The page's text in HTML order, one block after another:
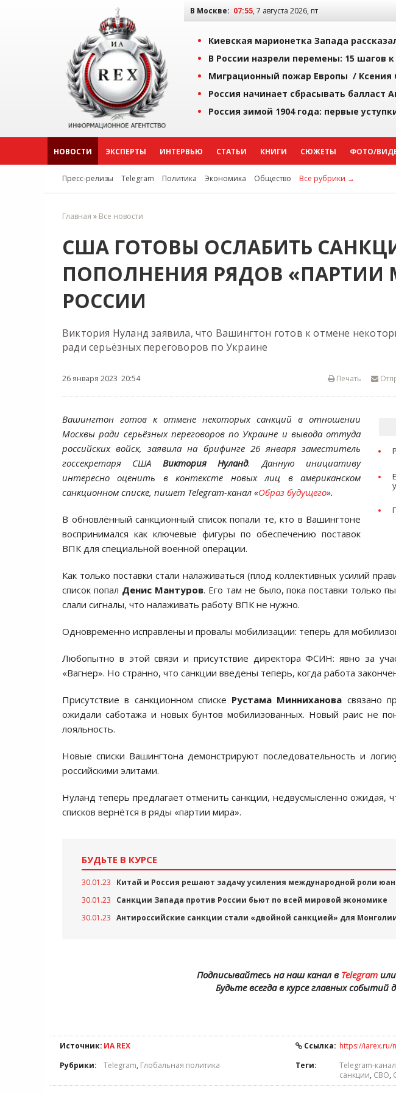
В Москве: 07:55, 7 августа 2026, пт
Киевская марионетка Запада
В России назрели перемены: 15 шагов
Миграционный пожар Европы / Ксения
Россия начинает сбрасывать балласт
Россия зимой 1904 года: первые
НОВОСТИ ЭКСПЕРТЫ ИНТЕРВЬЮ СТАТЬИ КНИГИ СЮЖЕТЫ ФОТО/
Пресс-релизы Telegram Политика Экономика Общество Все рубрики →
Главная » Все новости
США ГОТОВЫ ОСЛАБИТЬ
ПОПОЛНЕНИЯ РЯДОВ «ПАРТИИ
РОССИИ
Виктория Нуланд заявила, что Вашингтон готов к отмене
ради серьёзных переговоров по Украине
26 января 2023 20:54 Печать
Вашингтон готов к отмене некоторых санкций в отношении
Москвы ради серьёзных переговоров по Украине и вывода оттуда
российских войск, заявила на брифинге 26 января заместитель
госсекретаря США Виктория Нуланд. Данную инициативу
интересно оценить в контексте новых лиц в американском
санкционном списке, пишет Telegram-канал «Образ будущего».
В обновлённый санкционный список попали те, кто в Вашингтоне
воспринимался как ключевые фигуры по обеспечению поставок
ВПК для специальной военной операции.
Как только поставки стали налаживаться (плод коллективных усилий
список попал Денис Мантуров. Его там не было, пока поставки только
слали сигналы, что налаживать работу ВПК не нужно.
Одновременно исправлены и провалы мобилизации: теперь для
Любопытно в этой связи и присутствие директора ФСИН: явно за
«Вагнер». Но странно, что санкции введены теперь, когда работа
Присутствие в санкционном списке Рустама Минниханова связано
ожидали саботажа и новых бунтов мобилизованных. Новый раис не
лояльность.
Новые списки Вашингтона демонстрируют последовательность и
российскими элитами.
Нуланд теперь предлагает отменить санкции, недвусмысленно ожидая,
списков вернётся в ряды «партии мира».
БУДЬТЕ В КУРСЕ
30.01.23
Китай и Россия решают задачу усиления международной роли
30.01.23
Санкции Запада против России бьют по всей мировой экономике
30.01.23 Антироссийские санкции стали «двойной санкцией» для
Подписывайтесь на наш канал в Telegram
Будьте всегда в курсе главных событий
Источник: ИА REX Ссылка: https://iarex.ru/
Рубрики:
Telegram, Глобальная политика Теги: Telegram-
санкции, СВО,